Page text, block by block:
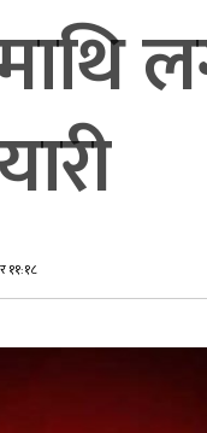
११:१८